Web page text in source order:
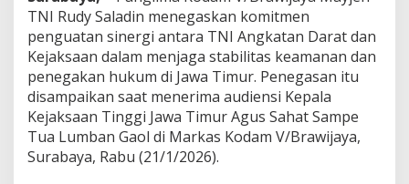
a
a
n
J
a
g
a
S
t
a
TNI Rudy Saladin menegaskan komitmen
penguatan sinergi antara TNI Angkatan Darat dan
Kejaksaan dalam menjaga stabilitas keamanan dan
penegakan hukum di Jawa Timur. Penegasan itu
disampaikan saat menerima audiensi Kepala
Kejaksaan Tinggi Jawa Timur Agus Sahat Sampe
Tua Lumban Gaol di Markas Kodam V/Brawijaya,
Surabaya, Rabu (21/1/2026).